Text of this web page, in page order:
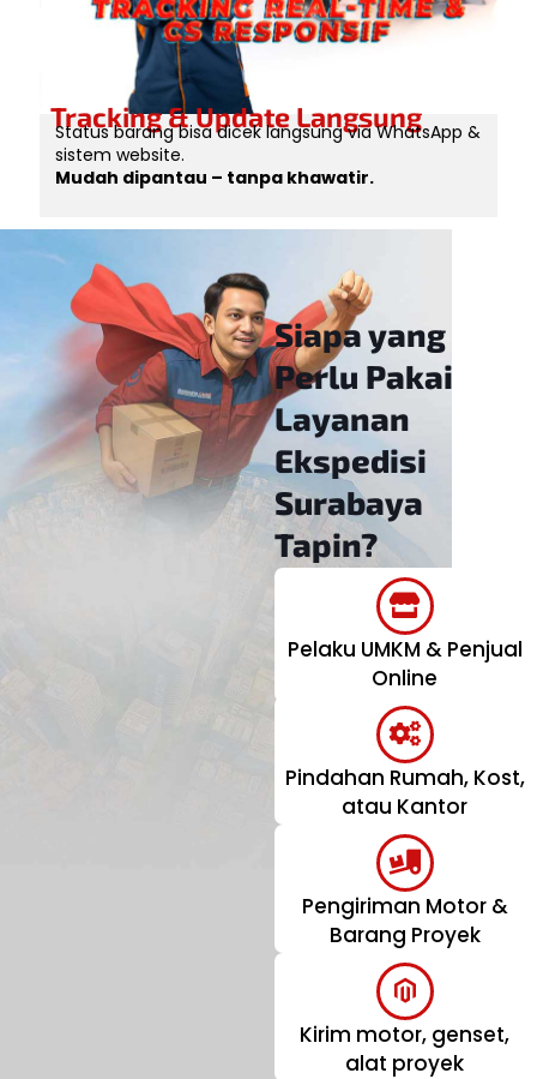
Tracking & Update Langsung
Status barang bisa dicek langsung via WhatsApp &
sistem website.
Mudah dipantau – tanpa khawatir.
Siapa yang
Perlu Pakai
Layanan
Ekspedisi
Surabaya
Tapin?
Pelaku UMKM & Penjual
Online
Pindahan Rumah, Kost,
atau Kantor
Pengiriman Motor &
Barang Proyek
Kirim motor, genset,
alat proyek